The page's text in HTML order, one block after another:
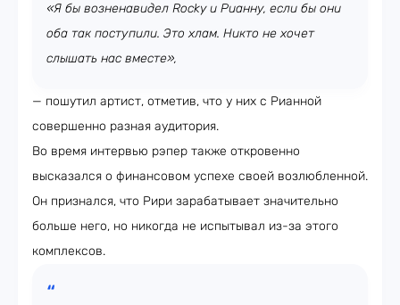
«Я бы возненавидел Rocky и Рианну, если бы они
оба так поступили. Это хлам. Никто не хочет
слышать нас вместе»,
— пошутил артист, отметив, что у них с Рианной
совершенно разная аудитория.
Во время интервью рэпер также откровенно
высказался о финансовом успехе своей возлюбленной.
Он признался, что Рири зарабатывает значительно
больше него, но никогда не испытывал из-за этого
комплексов.